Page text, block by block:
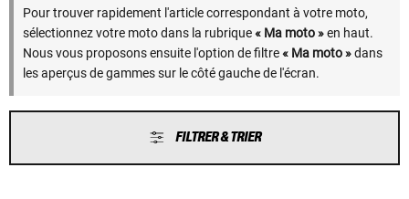
Pour trouver rapidement l'article correspondant à votre moto,
sélectionnez votre moto dans la rubrique« Ma moto »en haut.
Nous vous proposons ensuite l'option de filtre« Ma moto »dans
les aperçus de gammes sur le côté gauche de l'écran.
FILTRER & TRIER